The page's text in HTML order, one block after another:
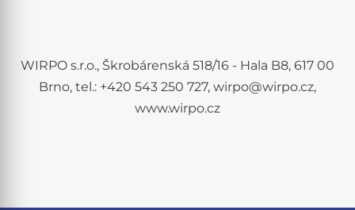
WIRPO s.r.o., Škrobárenská 518/16 - Hala B8, 617 00
Brno, tel.: +420 543 250 727, wirpo@wirpo.cz,
www.wirpo.cz